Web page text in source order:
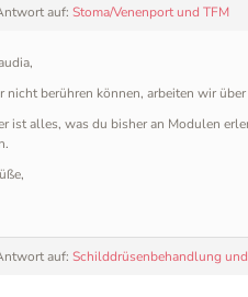
auf: Stoma/Venenport und TFM
nicht berühren können, arbeiten wir
ist alles, was du bisher an Modulen
auf: Schilddrüsenbehandlung